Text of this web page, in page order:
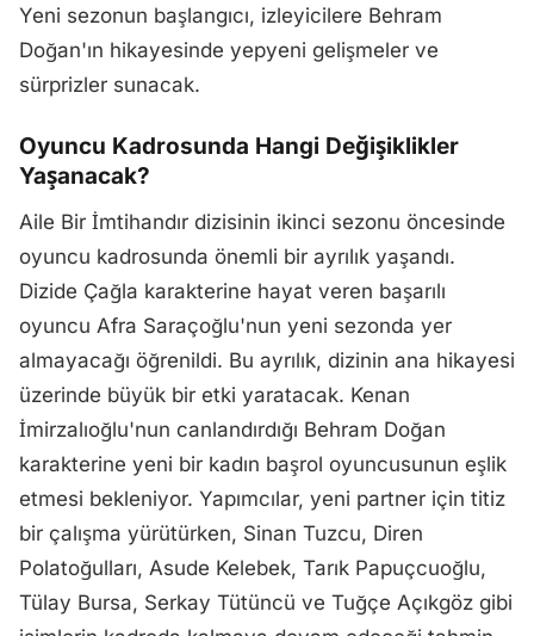
Yeni sezonun başlangıcı, izleyicilere Behram
Doğan'ın hikayesinde yepyeni gelişmeler ve
sürprizler sunacak.
Oyuncu Kadrosunda Hangi Değişiklikler
Yaşanacak?
Aile Bir İmtihandır dizisinin ikinci sezonu öncesinde
oyuncu kadrosunda önemli bir ayrılık yaşandı.
Dizide Çağla karakterine hayat veren başarılı
oyuncu Afra Saraçoğlu'nun yeni sezonda yer
almayacağı öğrenildi. Bu ayrılık, dizinin ana hikayesi
üzerinde büyük bir etki yaratacak. Kenan
İmirzalıoğlu'nun canlandırdığı Behram Doğan
karakterine yeni bir kadın başrol oyuncusunun eşlik
etmesi bekleniyor. Yapımcılar, yeni partner için titiz
bir çalışma yürütürken, Sinan Tuzcu, Diren
Polatoğulları, Asude Kelebek, Tarık Papuçcuoğlu,
Tülay Bursa, Serkay Tütüncü ve Tuğçe Açıkgöz gibi